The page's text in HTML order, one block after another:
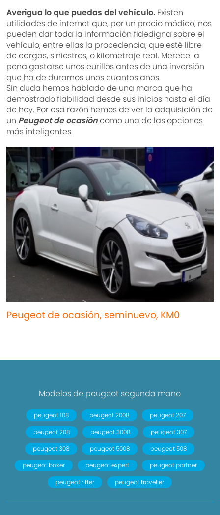
Averigua lo que puedas del vehículo. Existen
utilidades de internet que, por un precio módico, nos
pueden dar toda la información fidedigna sobre el
vehículo, entre ellas la procedencia, que esté libre
de cargas, siniestros, o kilometraje real. Merece la
pena gastarse unos eurillos antes de una inversión
que ha de durarnos unos cuantos años.
Sin duda hemos hablado de una marca que ha
demostrado fiabilidad desde sus inicios hasta el día
de hoy. Por esa razón hemos de ver la adquisición de
un Peugeot de ocasióncomo una de las opciones
más inteligentes.
Peugeot de ocasión, seminuevo, KM0
Modelos de peugeot segunda mano
peugeot 108 peugeot 2008
peugeot 207
peugeot 208
peugeot 3008
peugeot 307
peugeot 308
peugeot 5008
peugeot 508
peugeot boxer
peugeot expert
peugeot partner
peugeot rifter
peugeot traveller